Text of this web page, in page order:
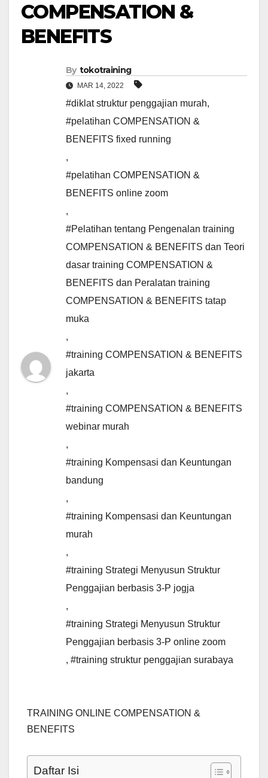
COMPENSATION &
BENEFITS
By tokotraining
MAR 14, 2022
#diklat struktur penggajian murah,
#pelatihan COMPENSATION &
BENEFITS fixed running
,
#pelatihan COMPENSATION &
BENEFITS online zoom
,
#Pelatihan tentang Pengenalan training
COMPENSATION & BENEFITS dan Teori
dasar training COMPENSATION &
BENEFITS dan Peralatan training
COMPENSATION & BENEFITS tatap
muka
,
#training COMPENSATION & BENEFITS
jakarta
,
#training COMPENSATION & BENEFITS
webinar murah
,
#training Kompensasi dan Keuntungan
bandung
,
#training Kompensasi dan Keuntungan
murah
,
#training Strategi Menyusun Struktur
Penggajian berbasis 3-P jogja
,
#training Strategi Menyusun Struktur
Penggajian berbasis 3-P online zoom
, #training struktur penggajian surabaya
TRAINING ONLINE COMPENSATION &
BENEFITS
Daftar Isi